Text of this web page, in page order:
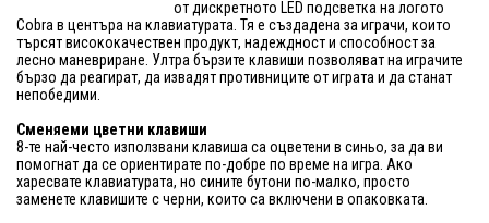
от дискретното LED подсветка на логото
Cobra в центъра на клавиатурата. Тя е създадена за играчи, които
търсят висококачествен продукт, надеждност и способност за
лесно маневриране. Ултра бързите клавиши позволяват на играчите
бързо да реагират, да извадят противниците от играта и да станат
непобедими.
Сменяеми цветни клавиши
8-те най-често използвани клавиша са оцветени в синьо, за да ви
помогнат да се ориентирате по-добре по време на игра. Ако
харесвате клавиатурата, но сините бутони по-малко, просто
заменете клавишите с черни, които са включени в опаковката.